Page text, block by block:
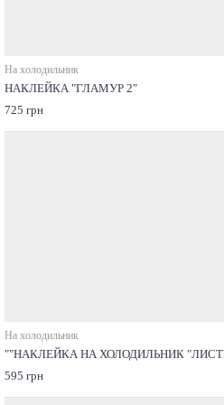
На холодильник
НАКЛЕЙКА "ГЛАМУР 2"
725 грн
На холодильник
""НАКЛЕЙКА НА ХОЛОДИЛЬНИК
595 грн